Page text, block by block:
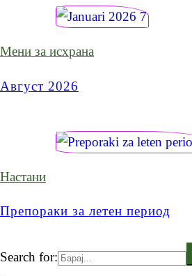
Мени за исхрана
Август 2026
Настани
Препораки за летен период
Search for: